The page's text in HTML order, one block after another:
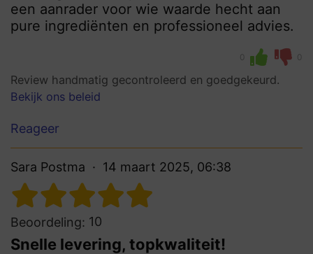
een aanrader voor wie waarde hecht aan
pure ingrediënten en professioneel advies.
0 0
Review handmatig gecontroleerd en goedgekeurd.
Bekijk ons beleid
Reageer
Sara Postma 14 maart 2025, 06:38
Beoordeling: 10
Snelle levering, topkwaliteit!